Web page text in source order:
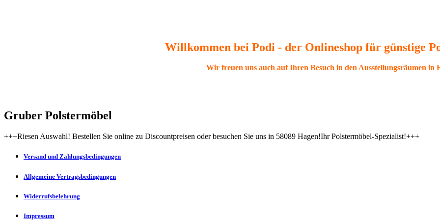
Willkommen bei Podi - der Onlineshop für günstige
Wir freuen uns auch auf Ihren Besuch in den Ausstellungsräumen in
Gruber Polstermöbel
+++Riesen Auswahl! Bestellen Sie online zu Discountpreisen oder besuchen Sie uns in 58089 Hagen!Ihr Polstermöbel-Spezialist!+++
Versand und Zahlungsbedingungen
Allgemeine Vertragsbedingungen
Widerrufsbelehrung
Impressum